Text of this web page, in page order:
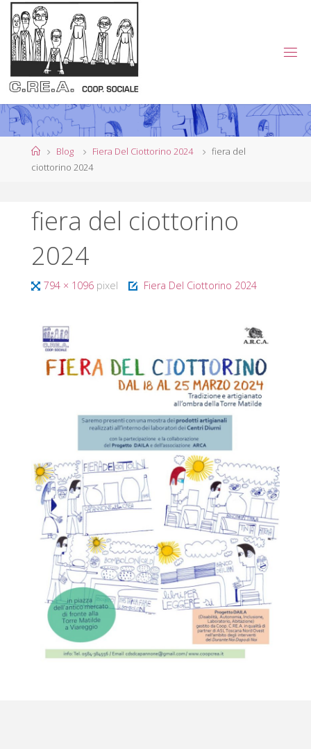
Salta
contenuto
.RE
.A.
OP
ATI
SO
A
LE
IA
RE
GG
IO
HomeBlog Fiera Del Ciottorino 2024
fiera del
ciottorino 2024
fiera del ciottorino
2024
Tutta794 × 1096 pixel Fiera Del Ciottorino 2024